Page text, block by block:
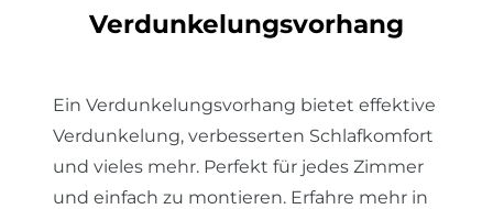
Verdunkelungsvorhang
Ein Verdunkelungsvorhang bietet effektive
Verdunkelung, verbesserten Schlafkomfort
und vieles mehr. Perfekt für jedes Zimmer
und einfach zu montieren. Erfahre mehr in